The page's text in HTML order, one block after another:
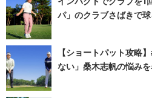
パ」のクラブさばきで
【ショートパット攻略
ない」桑木志帆の悩み